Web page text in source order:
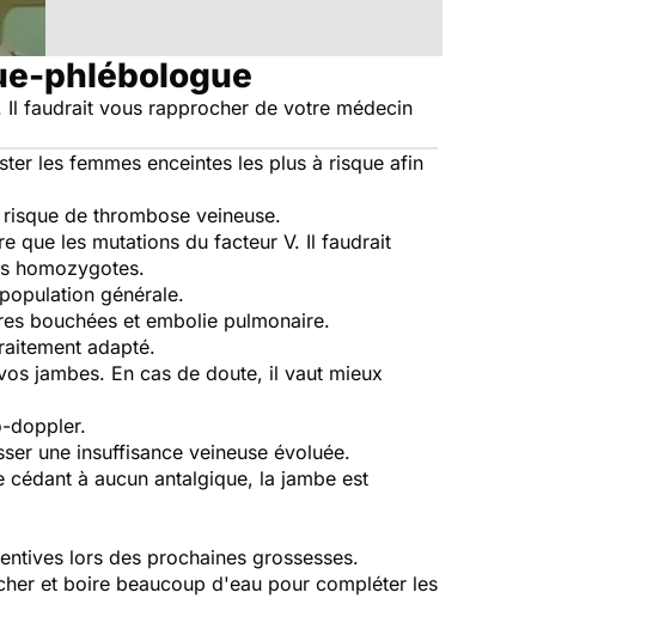
phlébologue
faudrait vous rapprocher de votre médecin
les femmes enceintes les plus à risque afin
de thrombose veineuse.
que les mutations du facteur V. Il faudrait
homozygotes.
générale.
bouchées et embolie pulmonaire.
adapté.
jambes. En cas de doute, il vaut mieux
doppler.
une insuffisance veineuse évoluée.
à aucun antalgique, la jambe est
lors des prochaines grossesses.
et boire beaucoup d'eau pour compléter les